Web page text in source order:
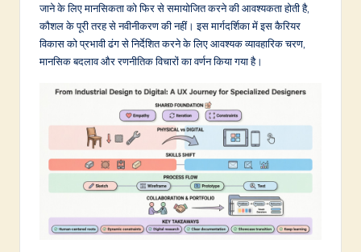
-
L
जाने के लिए मानसिकता को फिर से समायोजित करने की आवश्यकता होती है,
कौशल के पूरी तरह से नवीनीकरण की नहीं। इस मार्गदर्शिका में इस कैरियर
विकास को प्रभावी ढंग से निर्देशित करने के लिए आवश्यक व्यावहारिक चरण,
मानसिक बदलाव और रणनीतिक विचारों का वर्णन किया गया है।